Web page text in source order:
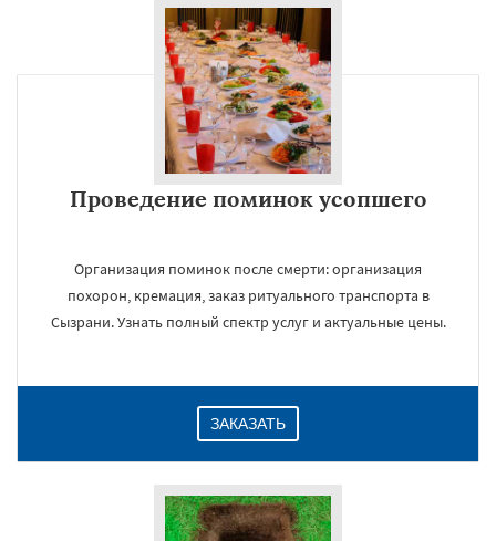
Проведение поминок усопшего
Организация поминок после смерти: организация
похорон, кремация, заказ ритуального транспорта в
Сызрани. Узнать полный спектр услуг и актуальные цены.
ЗАКАЗАТЬ